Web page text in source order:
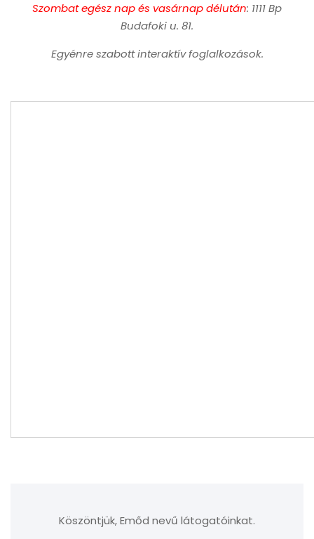
Szombat egész nap és vasárnap délután: 1111 Bp
Budafoki u. 81.
Egyénre szabott interaktív foglalkozások.
Köszöntjük, Emőd nevű látogatóinkat.